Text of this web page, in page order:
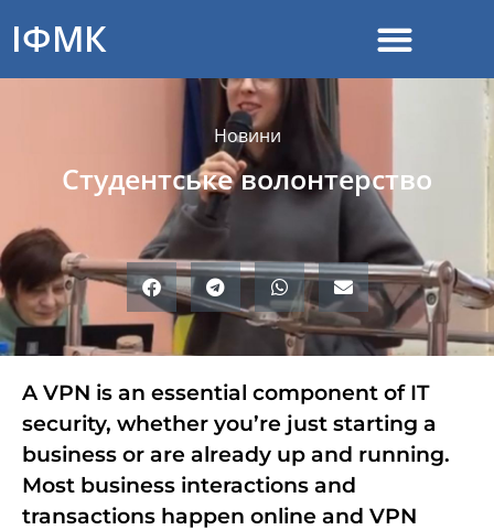
ІФМК
Новини
Студентське волонтерство
A VPN is an essential component of IT
security, whether you’re just starting a
business or are already up and running.
Most business interactions and
transactions happen online and VPN